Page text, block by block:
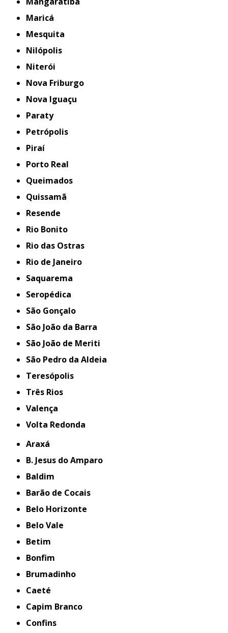
Maricá
Mesquita
Nilópolis
Niterói
Nova Friburgo
Nova Iguaçu
Paraty
Petrópolis
Piraí
Porto Real
Queimados
Quissamã
Resende
Rio Bonito
Rio das Ostras
Rio de Janeiro
Saquarema
Seropédica
São Gonçalo
São João da Barra
São João de Meriti
São Pedro da Aldeia
Teresópolis
Três Rios
Valença
Volta Redonda
Araxá
B. Jesus do Amparo
Baldim
Barão de Cocais
Belo Horizonte
Belo Vale
Betim
Bonfim
Brumadinho
Caeté
Capim Branco
Confins